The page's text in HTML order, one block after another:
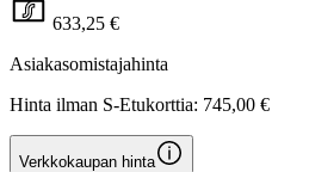
633,25 €
Asiakasomistajahinta
Hinta ilman S-Etukorttia: 745,00 €
Verkkokaupan hinta